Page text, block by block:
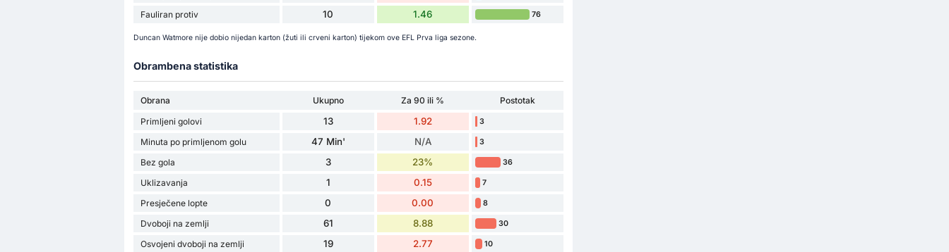
Fauliran protiv 10 1.46 76
Duncan Watmore nije dobio nijedan karton (žuti ili crveni karton) tijekom ove EFL Prva liga sezone.
Obrambena statistika
Obrana Ukupno Za 90 ili %
Postotak
Primljeni golovi
13 1.92 3
Minuta po primljenom golu 47 Min' N/A 3
Bez gola 3 23% 36
Uklizavanja 1 0.15 7
Presječene lopte 0 0.00 8
Dvoboji na zemlji 61 8.88 30
Osvojeni dvoboji na zemlji 19 2.77 10